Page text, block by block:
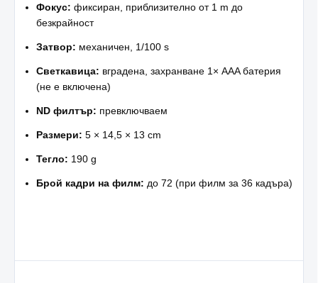
Фокус: фиксиран, приблизително от 1 m до
безкрайност
Затвор: механичен, 1/100 s
Светкавица: вградена, захранване 1× AAA батерия
(не е включена)
ND филтър: превключваем
Размери: 5 × 14,5 × 13 cm
Тегло: 190 g
Брой кадри на филм: до 72 (при филм за 36 кадъра)